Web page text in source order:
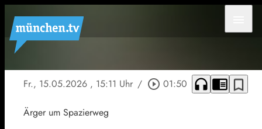
Fr., 15.05.2026 , 15:11 Uhr / play_circle_outline 01:50 headphones chrome_reader_mode bookmark_border
Ärger um Spazierweg